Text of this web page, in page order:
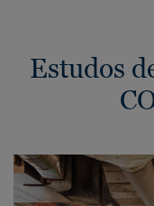
Estudos